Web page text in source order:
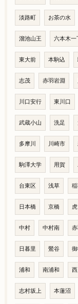
淡路町 お茶の水
溜池山王 六本木一
東大前 本駒込
志茂 赤羽岩淵
川口安行 東川口
武蔵小山 洗足
多摩川 川崎市
駒澤大学 用賀
台東区 浅草 稲
日本橋 京橋
中村 中村南 赤
日暮里 鶯谷 御
浦和 南浦和 西
志村坂上 本蓮沼